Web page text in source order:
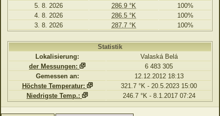
Statistik
Lokalisierung:
Valaská Belá
der Messungen:
6 483 305
Gemessen an:
12.12.2012 18:13
Höchste Temperatur:
321.7 °K - 20.5.2023 15:00
Niedrigste Temp.:
246.7 °K - 8.1.2017 07:24
5. 8. 2026
286.9 °K
100%
4. 8. 2026
286.5 °K
100%
3. 8. 2026
287.7 °K 100%